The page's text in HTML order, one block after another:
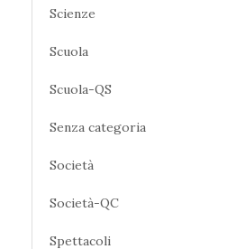
Scienze
Scuola
Scuola-QS
Senza categoria
Società
Società-QC
Spettacoli